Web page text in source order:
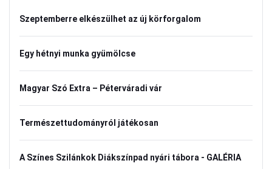
Szeptemberre elkészülhet az új körforgalom
Egy hétnyi munka gyümölcse
Magyar Szó Extra – Péterváradi vár
Természettudományról játékosan
A Színes Szilánkok Diákszínpad nyári tábora - GALÉRIA